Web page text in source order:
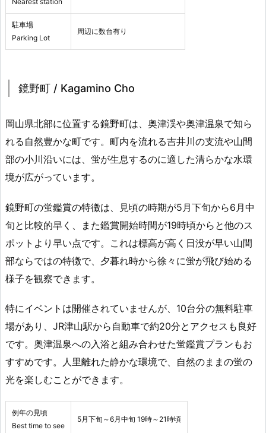
駐車場
Parking Lot
周辺に数台有り
鏡野町 / Kagamino Cho
岡山県北部に位置する鏡野町は、奥津渓や奥津温泉で知ら
れる自然豊かな町です。町内を流れる吉井川の支流や山間
部の小川沿いには、蛍が生息するのに適した清らかな水環
境が広がっています。
鏡野町の蛍鑑賞の特徴は、見頃の時期が5月下旬から6月中
旬と比較的早く、また鑑賞開始時間が19時頃からと他のス
ポットより早い点です。これは標高が高く日没が早い山間
部ならではの特徴で、夕暮れ時から徐々に蛍が飛び始める
様子を観察できます。
特にイベントは開催されていませんが、10台分の無料駐車
場があり、JR津山駅から自動車で約20分とアクセスも良好
です。奥津温泉への入浴と組み合わせた蛍鑑賞プランもお
すすめです。人里離れた静かな環境で、自然のままの蛍の
光を楽しむことができます。
例年の見頃
Best time to see
5月下旬～6月中旬 19時～21時頃